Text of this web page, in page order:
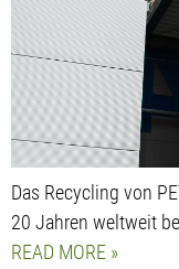
Das Recycling von
20 Jahren weltweit
READ MORE